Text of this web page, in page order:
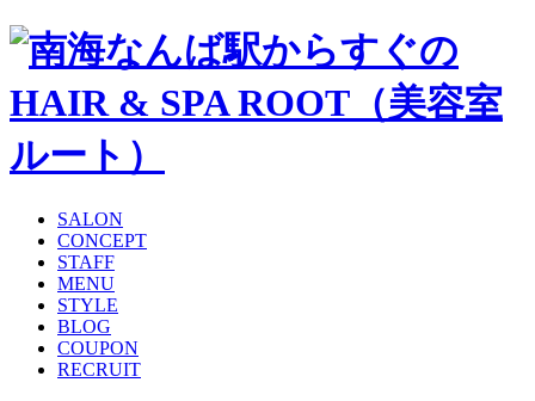
SALON
CONCEPT
STAFF
MENU
STYLE
BLOG
COUPON
RECRUIT